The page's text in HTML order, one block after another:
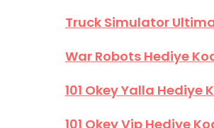
Truck Simulator
War Robots Hediye
101 Okey Yalla Hediye
101 Okey Vip Hediye